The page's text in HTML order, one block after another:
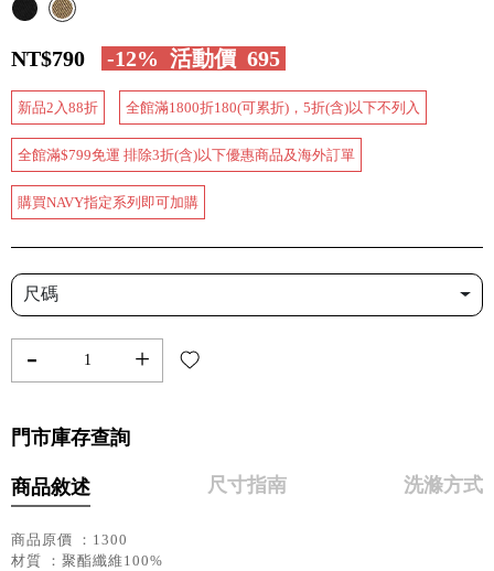
NT$790 -12% 活動價 695
新品2入88折 全館滿1800折180(可累折)，5折(含)以下不列入
全館滿$799免運 排除3折(含)以下優惠商品及海外訂單
購買NAVY指定系列即可加購
尺碼
- +
門市庫存查詢
商品敘述 尺寸指南 洗滌方式
商品原價 ：1300
材質 ：聚酯纖維100%